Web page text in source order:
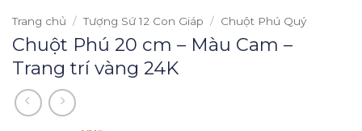
Trang chủ / Tượng Sứ 12 Con Giáp / Chuột Phú Quý
Chuột Phú 20 cm – Màu Cam –
Trang trí vàng 24K